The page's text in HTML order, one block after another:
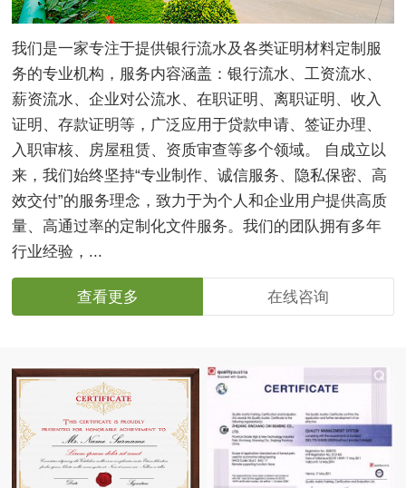
我们是一家专注于提供银行流水及各类证明材料定制服
务的专业机构，服务内容涵盖：银行流水、工资流水、
薪资流水、企业对公流水、在职证明、离职证明、收入
证明、存款证明等，广泛应用于贷款申请、签证办理、
入职审核、房屋租赁、资质审查等多个领域。 自成立以
来，我们始终坚持“专业制作、诚信服务、隐私保密、高
效交付”的服务理念，致力于为个人和企业用户提供高质
量、高通过率的定制化文件服务。我们的团队拥有多年
行业经验，...
查看更多 在线咨询